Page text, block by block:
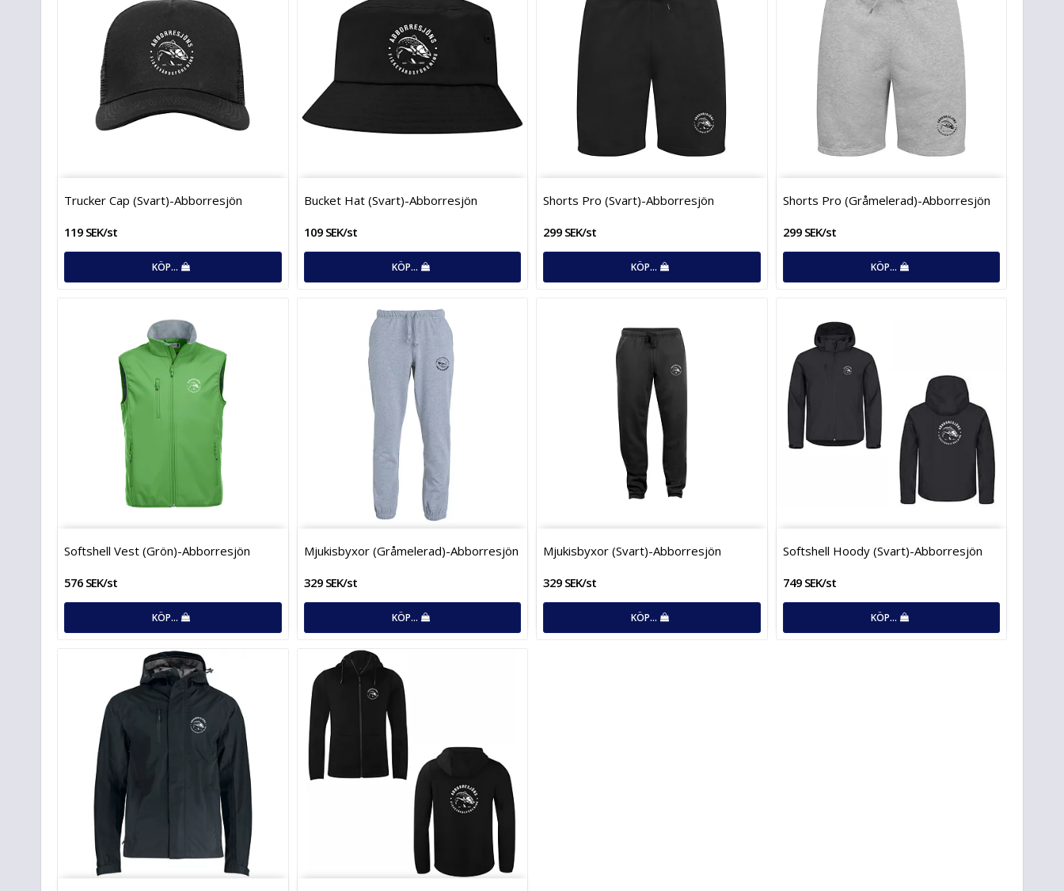
Trucker Cap (Svart)-Abborresjön
119 SEK/st
KÖP…
Bucket Hat (Svart)-Abborresjön
109 SEK/st
KÖP…
Shorts Pro (Svart)-Abborresjön
299 SEK/st
KÖP…
Shorts Pro (­G­r­å­m­e­l­e­r­a­d­)­-­A­b­b­o­r­r­e­s­j­ö­n
299 SEK/st
KÖP…
Softshell Vest (Grön)-Abborresjön
576 SEK/st
KÖP…
Mjukisbyxor (­G­r­å­m­e­l­e­r­a­d­)­-­A­b­b­o­r­r­e­s­j­ö­n
329 SEK/st
KÖP…
Mjukisbyxor (Svart)-Abborresjön
329 SEK/st
KÖP…
Softshell Hoody (Svart)-Abborresjön
749 SEK/st
KÖP…